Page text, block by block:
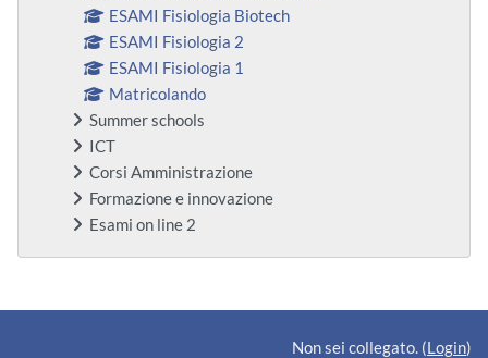
ESAMI Fisiologia Biotech
ESAMI Fisiologia 2
ESAMI Fisiologia 1
Matricolando
Summer schools
ICT
Corsi Amministrazione
Formazione e innovazione
Esami on line 2
Blocchi supplementari
Non sei collegato. (Login)